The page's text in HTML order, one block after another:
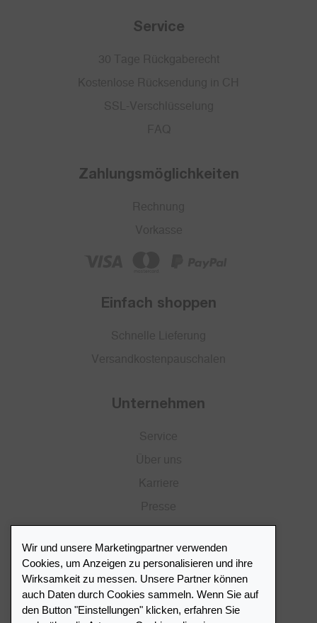
Service
Zahlungsmöglichkeiten
Einfach shoppen
Unternehmen
Händlerportal
Händlerverzeichnis
Wir und unsere Marketingpartner verwenden
Cookies, um Anzeigen zu personalisieren und ihre
Wirksamkeit zu messen. Unsere Partner können
auch Daten durch Cookies sammeln. Wenn Sie auf
den Button "Einstellungen" klicken, erfahren Sie